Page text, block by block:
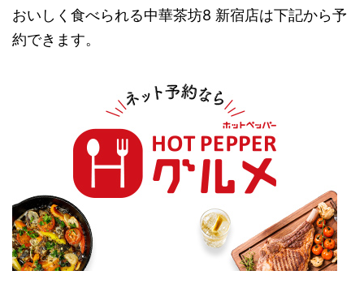
おいしく食べられる中華茶坊8 新宿店は下記から予
約できます。